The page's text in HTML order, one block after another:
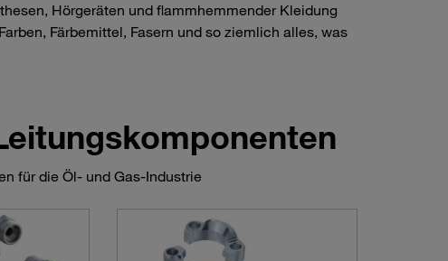
Hörgeräten und flammhemmender Kleidung
Färbemittel, Fasern und so ziemlich alles, was
für die Öl- und Gas-Industrie